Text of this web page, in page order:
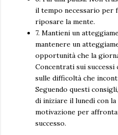
il tempo necessario per
riposare la mente.
7. Mantieni un
mantenere un
opportunità che la
Concentrati sui
sulle difficoltà che
Seguendo questi
di iniziare il lunedì con
motivazione per
successo.